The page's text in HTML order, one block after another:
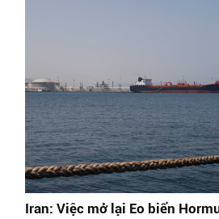
Iran: Việc mở lại Eo biển